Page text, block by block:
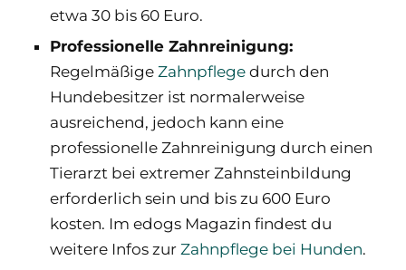
etwa 30 bis 60 Euro.
Professionelle Zahnreinigung:
Regelmäßige Zahnpflege durch den
Hundebesitzer ist normalerweise
ausreichend, jedoch kann eine
professionelle Zahnreinigung durch einen
Tierarzt bei extremer Zahnsteinbildung
erforderlich sein und bis zu 600 Euro
kosten. Im edogs Magazin findest du
weitere Infos zur Zahnpflege bei Hunden.